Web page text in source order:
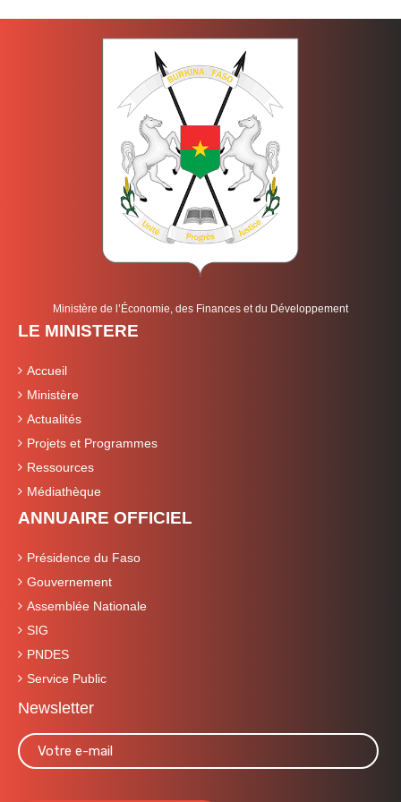
Ministère de l’Économie, des Finances et du Développement
LE MINISTERE
Accueil
Ministère
Actualités
Projets et Programmes
Ressources
Médiathèque
ANNUAIRE OFFICIEL
Présidence du Faso
Gouvernement
Assemblée Nationale
SIG
PNDES
Service Public
Newsletter